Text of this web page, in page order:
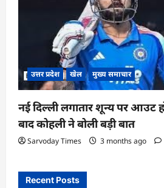
उत्तर प्रदेश खेल मुख्य समाचार
नई दिल्ली लगातार शून्य पर
बाद कोहली ने बोली बड़ी बात
Sarvoday Times 3 months ago
Recent Posts